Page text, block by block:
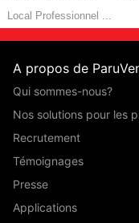
Local Professionnel ...
A propos de
Qui sommes-nous?
Nos solutions pour les
Recrutement
Témoignages
Presse
Applications